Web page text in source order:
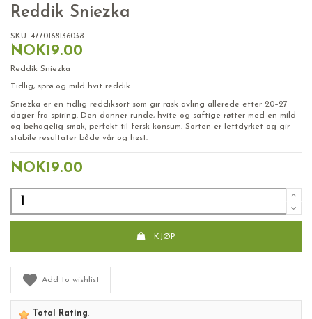
Reddik Sniezka
SKU: 4770168136038
NOK19.00
Reddik Sniezka
Tidlig, sprø og mild hvit reddik
Sniezka er en tidlig reddiksort som gir rask avling allerede etter 20–27
dager fra spiring. Den danner runde, hvite og saftige røtter med en mild
og behagelig smak, perfekt til fersk konsum. Sorten er lettdyrket og gir
stabile resultater både vår og høst.
NOK19.00
KJØP
Add to wishlist
Total Rating: